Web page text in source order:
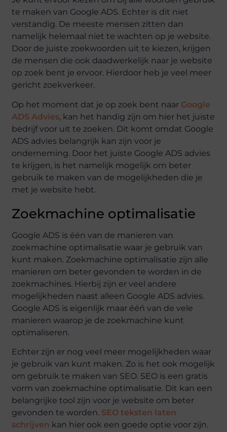
te maken van Google ADS. Echter is dit niet
verstandig. De meeste mensen zitten dan
namelijk helemaal niet te wachten op je website.
Door de juiste zoekwoorden uit te kiezen, krijgen
de mensen die ook daadwerkelijk naar je website
op zoek bent je ervoor. Hierdoor heb je veel meer
gericht zoekverkeer.
Op het moment dat je op zoek bent naar Google
ADS Advies, kan het handig zijn om hier het juiste
bedrijf voor uit te zoeken. Dit komt omdat Google
ADS advies belangrijk kan zijn voor je
onderneming. Door het juiste Google ADS advies
te krijgen, is het namelijk mogelijk om beter
gebruik te maken van de mogelijkheden die je
met je website hebt.
Zoekmachine optimalisatie
Google ADS is één van de manieren van
zoekmachine optimalisatie waar je gebruik van
kunt maken. Zoekmachine optimalisatie zijn alle
manieren om beter gevonden te worden in de
zoekmachines. Hierbij zijn er veel andere
mogelijkheden naast alleen Google ADS advies.
Google ADS is eigenlijk maar ééń van de vele
manieren waarop je de zoekmachine kunt
optimaliseren.
Echter zijn er nog veel meer mogelijkheden waar
je gebruik van kunt maken. Zo is het ook mogelijk
om gebruik te maken van SEO. SEO is een gratis
vorm van zoekmachine optimalisatie. Dit kan een
belangrijke tool zijn voor je website om beter
gevonden te worden. SEO teksten laten
schrijven kan hier ook een goede optie voor zijn.